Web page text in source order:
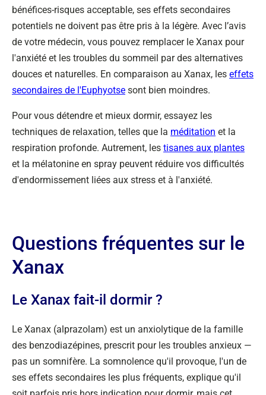
bénéfices-risques acceptable, ses effets secondaires
potentiels ne doivent pas être pris à la légère. Avec l’avis
de votre médecin, vous pouvez remplacer le Xanax pour
l'anxiété et les troubles du sommeil par des alternatives
douces et naturelles. En comparaison au Xanax, les effets
secondaires de l'Euphyotse sont bien moindres.
Pour vous détendre et mieux dormir, essayez les
techniques de relaxation, telles que la méditation et la
respiration profonde. Autrement, les tisanes aux plantes
et la mélatonine en spray peuvent réduire vos difficultés
d'endormissement liées aux stress et à l'anxiété.
Questions fréquentes sur le
Xanax
Le Xanax fait-il dormir ?
Le Xanax (alprazolam) est un anxiolytique de la famille
des benzodiazépines, prescrit pour les troubles anxieux —
pas un somnifère. La somnolence qu'il provoque, l'un de
ses effets secondaires les plus fréquents, explique qu'il